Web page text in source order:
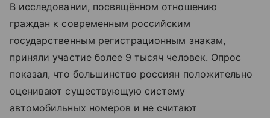
В исследовании, посвящённом отношению
граждан к современным российским
государственным регистрационным знакам,
приняли участие более 9 тысяч человек. Опрос
показал, что большинство россиян положительно
оценивают существующую систему
автомобильных номеров и не считают